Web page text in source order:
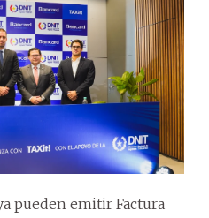
pueden emitir Factura